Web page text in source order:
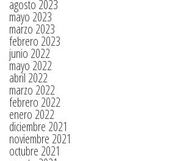
agosto 2023
mayo 2023
marzo 2023
febrero 2023
junio 2022
mayo 2022
abril 2022
marzo 2022
febrero 2022
enero 2022
diciembre 2021
noviembre 2021
octubre 2021